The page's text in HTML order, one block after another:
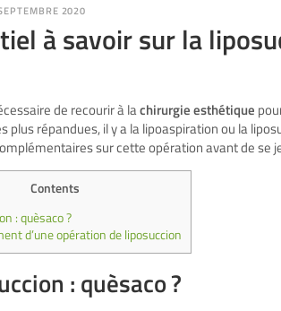
2020
à savoir sur la
de recourir à lachirurgie esthétique
plus répandues, il y a la lipoaspiration ou la
sur cette opération avant de se
Contents
: quèsaco ?
d’une opération de liposuccion
: quèsaco ?